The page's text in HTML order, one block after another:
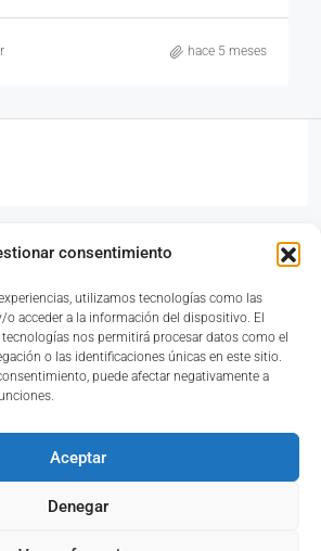
consentimiento
utilizamos tecnologías como las
o acceder a la información del dispositivo. El
nos permitirá procesar datos como el
o las identificaciones únicas en este sitio.
puede afectar negativamente a
Aceptar
Denegar
hace 5 meses
Valencià, 33, Bajo, 46117 Bétera,
Valencia
Reseñas